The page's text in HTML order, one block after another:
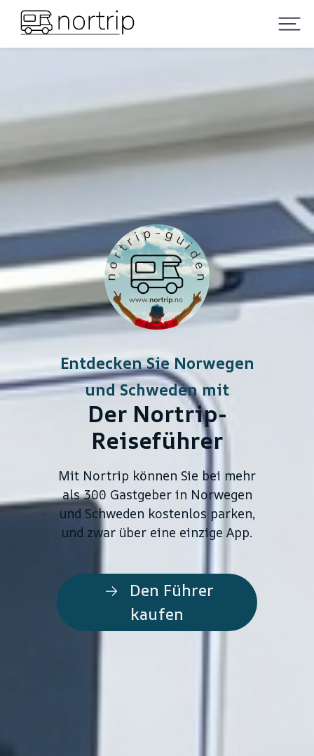
Entdecken Sie Norwegen
und Schweden mit
Der Nortrip-
Reiseführer
Mit Nortrip können Sie bei mehr
als 300 Gastgeber in Norwegen
und Schweden kostenlos parken,
und zwar über eine einzige App.
kaufen